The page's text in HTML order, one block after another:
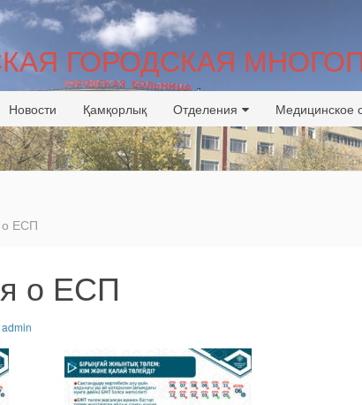
ГОРОДСКАЯ
Новости Қамқорлық Отделения Медицинское
ЕСП
о ЕСП
admin